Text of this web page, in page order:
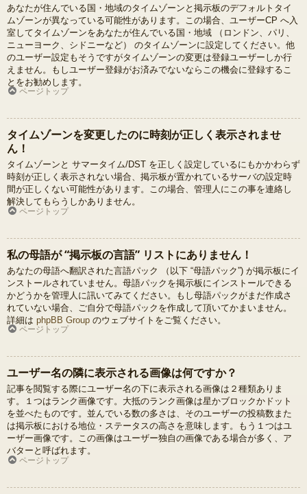
あなたが住んでいる国・地域のタイムゾーンと掲示板のデフォルトタイ
ムゾーンが異なっている可能性があります。この場合、ユーザーCP へ入
室してタイムゾーンをあなたが住んでいる国・地域 （ロンドン、パリ、
ニューヨーク、シドニーなど） のタイムゾーンに設定してください。他
のユーザー設定もそうですがタイムゾーンの変更は登録ユーザーしか行
えません。もしユーザー登録がお済みでないならこの機会に登録するこ
とをお勧めします。
ページトップ
タイムゾーンを変更したのに時刻が正しく表示されませ
ん！
タイムゾーンと サマータイム/DST を正しく設定しているにもかかわらず
時刻が正しく表示されない場合、掲示板が置かれているサーバの設定時
間が正しくない可能性があります。この場合、管理人にこの事を連絡し
解決してもらうしかありません。
ページトップ
私の母語が “掲示板の言語” リストにありません！
あなたの母語へ翻訳された言語パック （以下 “母語パック”) が掲示板にイ
ンストールされていません。母語パックを掲示板にインストールできる
かどうかを管理人に訊いてみてください。もし母語パックがまだ作成さ
れていない場合、ご自分で母語パックを作成して頂いてかまいません。
詳細は phpBB Group のウェブサイトをご覧ください。
ページトップ
ユーザー名の隣に表示される画像は何ですか？
記事を閲覧する際にユーザー名の下に表示される画像は２種類ありま
す。１つはランク画像です。大抵のランク画像は星かブロックかドット
を並べたものです。並んでいる数の多さは、そのユーザーの投稿数また
は掲示板における地位・ステータスの高さを意味します。もう１つはユ
ーザー画像です。この画像はユーザー独自の画像である場合が多く、ア
バターと呼ばれます。
ページトップ